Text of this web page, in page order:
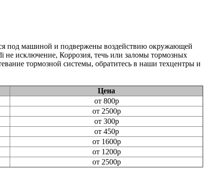
под машиной и подвержены воздействию окружающей
не исключение, Коррозия, течь или заломы тормозных
тормозной системы, обратитесь в наши техцентры и
Цена
от 800р
от 2500р
от 300р
от 450р
от 1600р
от 1200р
от 2500р